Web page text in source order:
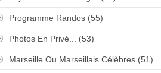
Programme Randos (55)
Photos En Privé... (53)
Marseille Ou Marseillais Célèbres (51)